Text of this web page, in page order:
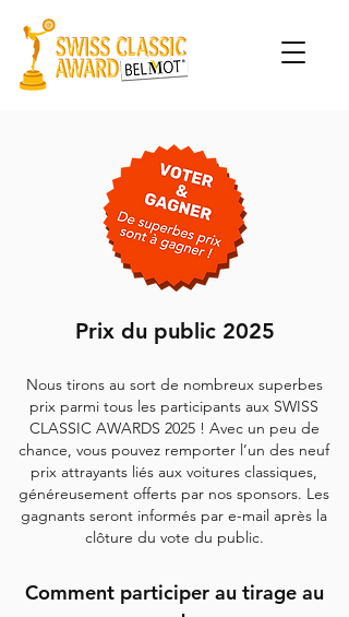
Prix du public 2025
Nous tirons au sort de nombreux superbes
prix parmi tous les participants aux SWISS
CLASSIC AWARDS 2025 ! Avec un peu de
chance, vous pouvez remporter l’un des neuf
prix attrayants liés aux voitures classiques,
généreusement offerts par nos sponsors. Les
gagnants seront informés par e-mail après la
clôture du vote du public.
Comment participer au tirage au